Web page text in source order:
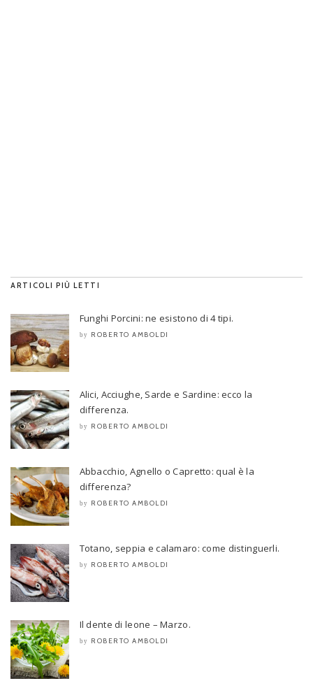
ARTICOLI PIÙ LETTI
Funghi Porcini: ne esistono di 4 tipi.
by ROBERTO AMBOLDI
Alici, Acciughe, Sarde e Sardine: ecco la
differenza.
by ROBERTO AMBOLDI
Abbacchio, Agnello o Capretto: qual è la
differenza?
by ROBERTO AMBOLDI
Totano, seppia e calamaro: come distinguerli.
by ROBERTO AMBOLDI
Il dente di leone – Marzo.
by ROBERTO AMBOLDI